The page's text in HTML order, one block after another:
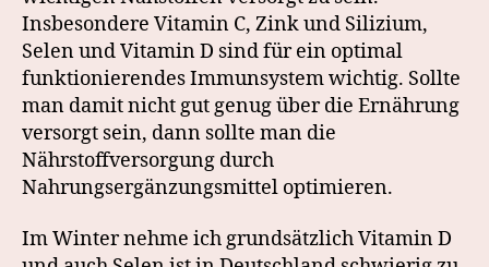
Insbesondere Vitamin C, Zink und Silizium,
Selen und Vitamin D sind für ein optimal
funktionierendes Immunsystem wichtig. Sollte
man damit nicht gut genug über die Ernährung
versorgt sein, dann sollte man die
Nährstoffversorgung durch
Nahrungsergänzungsmittel optimieren.
Im Winter nehme ich grundsätzlich Vitamin D